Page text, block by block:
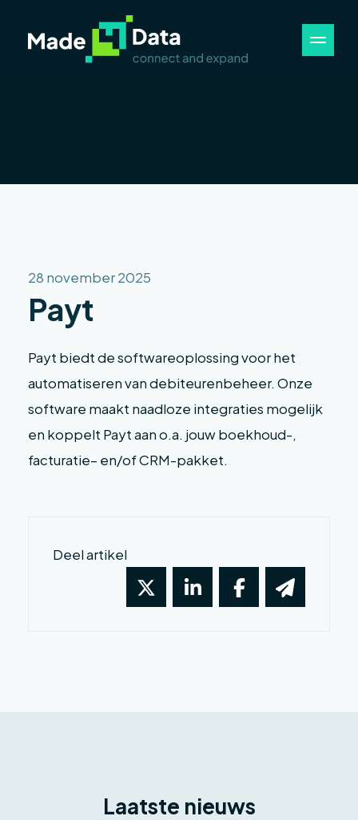
28 november 2025
Payt
Payt biedt de softwareoplossing voor het
automatiseren van debiteurenbeheer. Onze
software maakt naadloze integraties mogelijk
en koppelt Payt aan o.a. jouw boekhoud-,
facturatie– en/of CRM-pakket.
Deel artikel
Laatste nieuws